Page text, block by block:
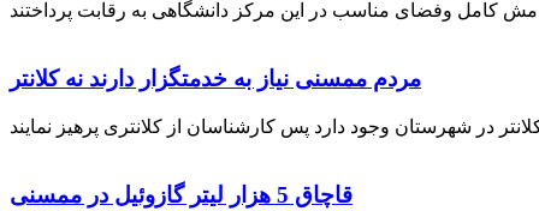
مردم ممسنی نیاز به خدمتگزار دارند نه کلانتر
قاچاق 5 هزار لیتر گازوئیل در ممسنی